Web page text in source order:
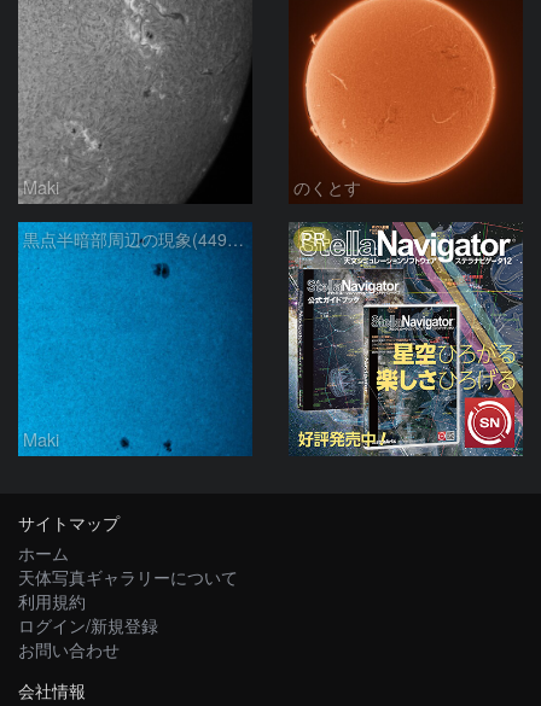
Maki のくとす
黒点半暗部周辺の現象(4498、4502付近)8/6
Maki
PR
サイトマップ
ホーム
天体写真ギャラリーについて
利用規約
ログイン/新規登録
お問い合わせ
会社情報